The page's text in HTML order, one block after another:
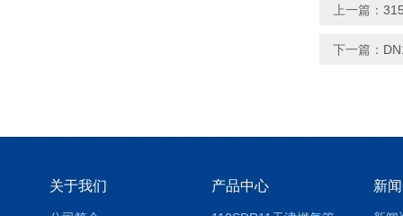
上一篇：
下一篇：
关于我们 产品中心 新